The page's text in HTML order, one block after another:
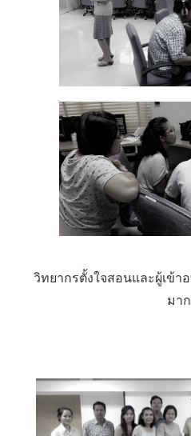
วิทยากรตั้งใจสอนและผู้เข้า
มาก